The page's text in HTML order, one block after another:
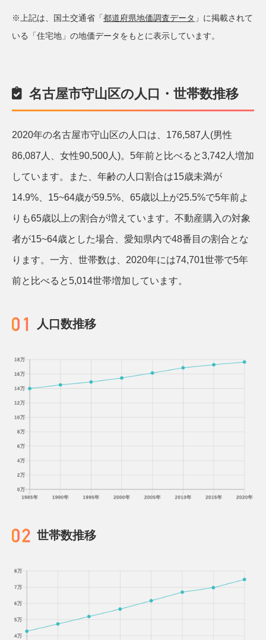
※上記は、国土交通省「都道府県地価調査データ 」に掲載されて
いる「住宅地」の地価データをもとに表示しています。
名古屋市守山区の人口・世帯数推移
2020年の名古屋市守山区の人口は、176,587人(男性
86,087人、女性90,500人)。5年前と比べると3,742人増加
しています。また、年齢の人口割合は15歳未満が
14.9%、15~64歳が59.5%、65歳以上が25.5%で5年前よ
りも65歳以上の割合が増えています。不動産購入の対象
者が15~64歳とした場合、愛知県内で48番目の割合とな
ります。一方、世帯数は、2020年には74,701世帯で5年
前と比べると5,014世帯増加しています。
人口数推移
世帯数推移